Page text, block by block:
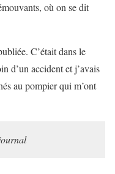
où on se dit
C’était dans le
d’un accident et j’avais
au pompier qui m’ont